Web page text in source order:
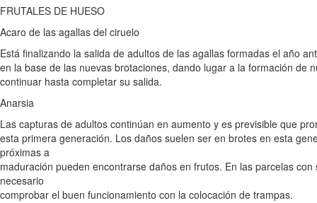
FRUTALES DE HUESO
Acaro de las agallas del ciruelo
Está finalizando la salida de adultos de las agallas formadas el año
en la base de las nuevas brotaciones, dando lugar a la formación de
continuar hasta completar su salida.
Anarsia
Las capturas de adultos continúan en aumento y es previsible que
esta primera generación. Los daños suelen ser en brotes en esta
próximas a
maduración pueden encontrarse daños en frutos. En las parcelas
necesario
comprobar el buen funcionamiento con la colocación de trampas.